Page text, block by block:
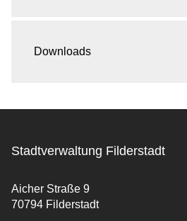
Downloads
Stadtverwaltung Filderstadt
Aicher Straße 9
70794 Filderstadt